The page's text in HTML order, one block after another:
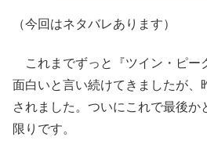
（今回はネタバレあります）
これまでずっと『ツイン・ピ
面白いと言い続けてきましたが、
されました。ついにこれで最後か
限りです。